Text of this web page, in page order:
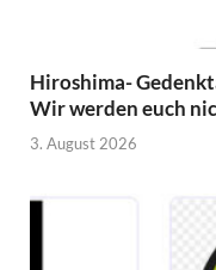
Hiroshima-
Wir werden euch
3. August 2026